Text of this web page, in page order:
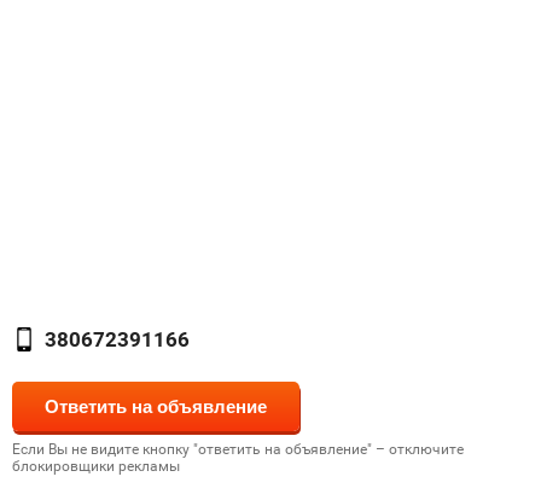
380672391166
Если Вы не видите кнопку "ответить на объявление" – отключите
блокировщики рекламы